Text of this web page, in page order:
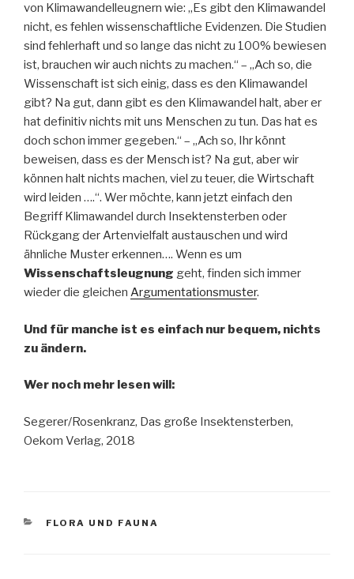
von Klimawandelleugnern wie: „Es gibt den Klimawandel
nicht, es fehlen wissenschaftliche Evidenzen. Die Studien
sind fehlerhaft und so lange das nicht zu 100% bewiesen
ist, brauchen wir auch nichts zu machen.“ – „Ach so, die
Wissenschaft ist sich einig, dass es den Klimawandel
gibt? Na gut, dann gibt es den Klimawandel halt, aber er
hat definitiv nichts mit uns Menschen zu tun. Das hat es
doch schon immer gegeben.“ – „Ach so, Ihr könnt
beweisen, dass es der Mensch ist? Na gut, aber wir
können halt nichts machen, viel zu teuer, die Wirtschaft
wird leiden ….“. Wer möchte, kann jetzt einfach den
Begriff Klimawandel durch Insektensterben oder
Rückgang der Artenvielfalt austauschen und wird
ähnliche Muster erkennen…. Wenn es um
Wissenschaftsleugnung geht, finden sich immer
wieder die gleichen Argumentationsmuster.
Und für manche ist es einfach nur bequem, nichts
zu ändern.
Wer noch mehr lesen will:
Segerer/Rosenkranz, Das große Insektensterben,
Oekom Verlag, 2018
KATEGORIEN
FLORA UND FAUNA